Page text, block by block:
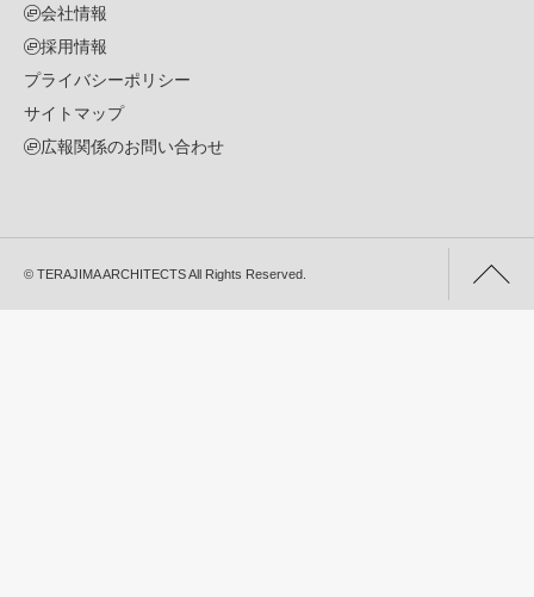
会社情報
採用情報
プライバシーポリシー
サイトマップ
広報関係のお問い合わせ
© TERAJIMA ARCHITECTS All Rights Reserved.